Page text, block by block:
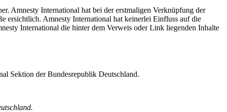
Amnesty International hat bei der erstmaligen Verknüpfung der
ersichtlich. Amnesty International hat keinerlei Einfluss auf die
International die hinter dem Verweis oder Link liegenden Inhalte
Sektion der Bundesrepublik Deutschland.